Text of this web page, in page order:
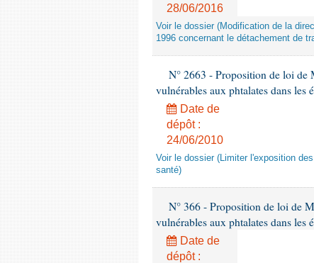
28/06/2016
Voir le dossier (Modification de la
1996 concernant le détachement de
N° 2663 - Proposition de loi de
vulnérables aux phtalates dans les
Date de
dépôt :
24/06/2010
Voir le dossier (Limiter l'exposition
santé)
N° 366 - Proposition de loi de
vulnérables aux phtalates dans les
Date de
dépôt :